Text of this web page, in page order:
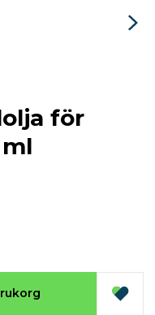
för